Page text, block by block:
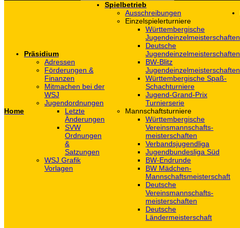
Home
Präsidium
Adressen
Förderungen &
Finanzen
Mitmachen bei der
WSJ
Jugendordnungen
Letzte
Änderungen
SVW
Ordnungen
&
Satzungen
WSJ Grafik
Vorlagen
Spielbetrieb
Ausschreibungen
Einzelspielerturniere
Württembergische
Jugendeinzelmeisterschaften
Deutsche
Jugendeinzelmeisterschaften
BW-Blitz
Jugendeinzelmeisterschaften
Württembergische Spaß-
Schachturniere
Jugend-Grand-Prix
Turnierserie
Mannschaftsturniere
Württembergische
Vereinsmannschafts-
meisterschaften
Verbandsjugendliga
Jugendbundesliga Süd
BW-Endrunde
BW Mädchen-
Mannschaftsmeisterschaft
Deutsche
Vereinsmannschafts-
meisterschaften
Deutsche
Ländermeisterschaft